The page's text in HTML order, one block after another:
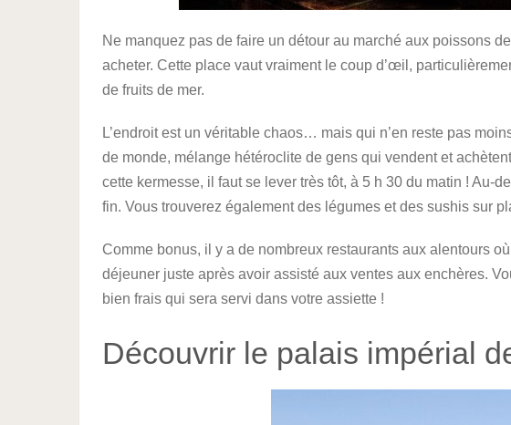
Ne manquez pas de faire un détour au marché aux poissons
acheter. Cette place vaut vraiment le coup d’œil,
de fruits de mer.
L’endroit est un véritable chaos… mais qui n’en reste pas
de monde, mélange hétéroclite de gens qui vendent et
cette kermesse, il faut se lever très tôt, à 5 h 30 du matin ! Au-
fin. Vous trouverez également des légumes et des sushis sur
Comme bonus, il y a de nombreux restaurants aux alentours
déjeuner juste après avoir assisté aux ventes aux enchères.
bien frais qui sera servi dans votre assiette !
Découvrir le palais impérial